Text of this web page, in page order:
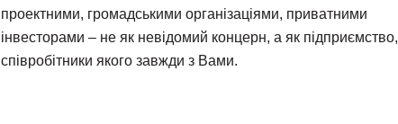
проектними, громадськими організаціями, приватними
інвесторами – не як невідомий концерн, а як підприємство,
співробітники якого завжди з Вами.